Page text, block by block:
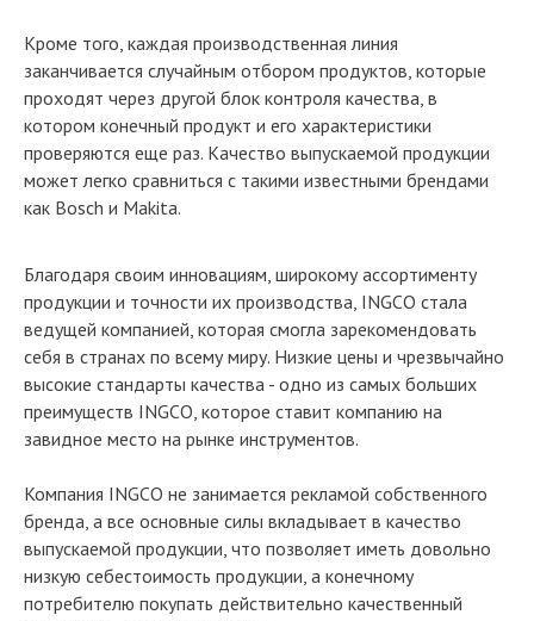
Кроме того, каждая производственная линия
заканчивается случайным отбором продуктов, которые
проходят через другой блок контроля качества, в
котором конечный продукт и его характеристики
проверяются еще раз. Качество выпускаемой продукции
может легко сравниться с такими известными брендами
как Bosch и Makita.
Благодаря своим инновациям, широкому ассортименту
продукции и точности их производства, INGCO стала
ведущей компанией, которая смогла зарекомендовать
себя в странах по всему миру. Низкие цены и чрезвычайно
высокие стандарты качества - одно из самых больших
преимуществ INGCO, которое ставит компанию на
завидное место на рынке инструментов.
Компания INGCO не занимается рекламой собственного
бренда, а все основные силы вкладывает в качество
выпускаемой продукции, что позволяет иметь довольно
низкую себестоимость продукции, а конечному
потребителю покупать действительно качественный